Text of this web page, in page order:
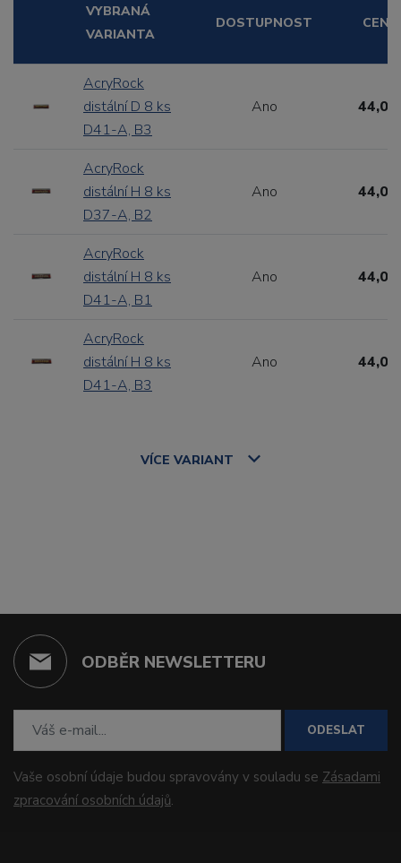
VYBRANÁ
VARIANTA
DOSTUPNOST CENA
AcryRock
distální D 8 ks
D41-A, B3
Ano 44,00
AcryRock
distální H 8 ks
D37-A, B2
Ano 44,00
AcryRock
distální H 8 ks
D41-A, B1
Ano 44,00
AcryRock
distální H 8 ks
D41-A, B3
Ano 44,00
VÍCE VARIANT
ODBĚR NEWSLETTERU
ODESLAT
Vaše osobní údaje budou spravovány v souladu se Zásadami
zpracování osobních údajů.